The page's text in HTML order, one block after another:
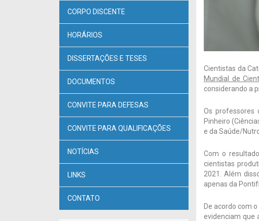
CORPO DISCENTE
HORÁRIOS
DISSERTAÇÕES E TESES
DOCUMENTOS
CONVITE PARA DEFESAS
CONVITE PARA QUALIFICAÇÕES
NOTÍCIAS
LINKS
CONTATO
Cientistas da
Mundial de
considerando a
Os professores
Pinheiro
e da Saúde/
Com o
cientistas
2021. Além
apenas da
De acordo com
evidenciam que